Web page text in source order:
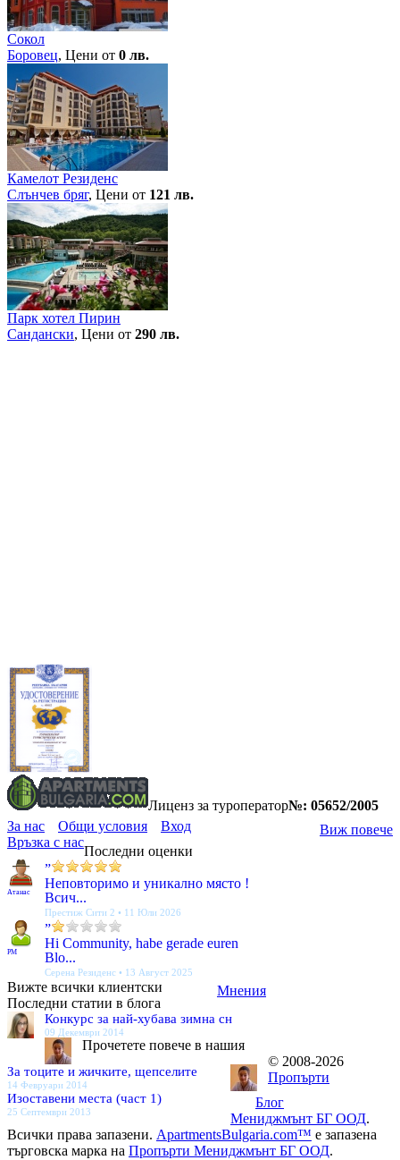
Сокол
Боровец, Цени от 0 лв.
Камелот Резиденс
Слънчев бряг, Цени от 121 лв.
Парк хотел Пирин
Сандански, Цени от 290 лв.
Лиценз за туроператор№: 05652/2005
Виж повече
За нас Общи условия
Вход
Връзка с нас
Последни оценки
Атанас
”
Неповторимо и уникално място !
Всич...
Престиж Сити 2 • 11 Юли 2026
PM
”
Hi Community, habe gerade euren
Blo...
Серена Резиденс • 13 Август 2025
Мнения
Вижте всички клиентски
Последни статии в блога
Конкурс за най-хубава зимна сн
09 Декември 2014
За тоците и жичките, щепселите
14 Февруари 2014
Изоставени места (част 1)
25 Септември 2013
Блог
Прочетете повече в нашия
© 2008-2026
Пропърти
Мениджмънт БГ ООД.
Всички права запазени. ApartmentsBulgaria.com™ е запазена
търговска марка на Пропърти Мениджмънт БГ ООД.